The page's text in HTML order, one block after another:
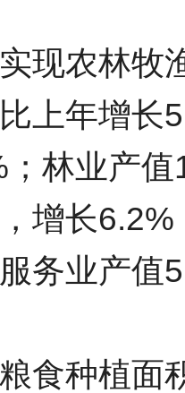
现农林牧
上年增长
；林业产
增长
务业产值
食种植面